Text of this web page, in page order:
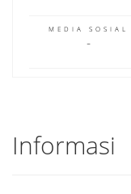
MEDIA SOSIAL
Informasi